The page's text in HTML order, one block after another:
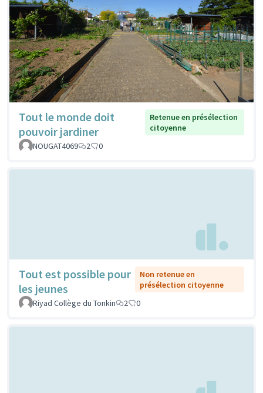
Tout le monde doit
pouvoir jardiner
Retenue en présélection
citoyenne
NOUGAT4069
2 0
Tout est possible pour
les jeunes
Non retenue en
présélection citoyenne
Riyad Collège du Tonkin
2 0